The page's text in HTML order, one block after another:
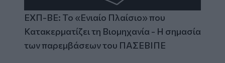
ΕΧΠ-ΒΕ: Το «Ενιαίο Πλαίσιο» που
Κατακερματίζει τη Βιομηχανία - Η σημασία
των παρεμβάσεων του ΠΑΣΕΒΙΠΕ